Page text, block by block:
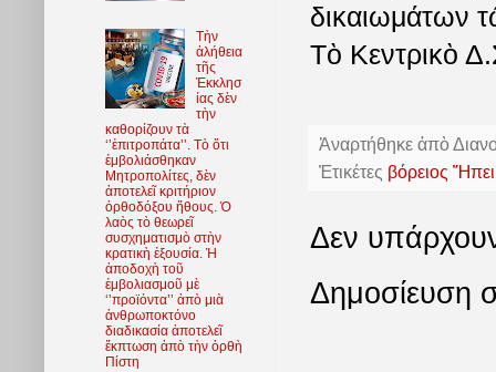
δικαιωμάτων
Τὸ Κεντρικὸ
Ἀναρτήθηκε ἀπὸ
Ἐτικέτες βόρειος
Δεν
Δημοσίευση
Τὴν
ἀλήθεια
τῆς
Ἐκκλησ
ίας δὲν
τὴν
καθορίζουν τὰ
‘’ἐπιτροπάτα’’. Τὸ ὅτι
ἐμβολιάσθηκαν
Μητροπολίτες, δὲν
ἀποτελεῖ κριτήριον
ὀρθοδόξου ἤθους. Ὁ
λαὸς τὸ θεωρεῖ
συσχηματισμὸ στὴν
κρατικὴ ἐξουσία. Ἡ
ἀποδοχὴ τοῦ
ἐμβολιασμοῦ μὲ
‘’προϊόντα’’ ἀπὸ μιὰ
ἀνθρωποκτόνο
διαδικασία ἀποτελεῖ
ἔκπτωση ἀπὸ τὴν ὀρθὴ
Πίστη